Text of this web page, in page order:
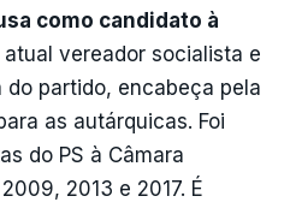
como candidato à
atual vereador socialista e
partido, encabeça pela
as autárquicas. Foi
do PS à Câmara
2013 e 2017. É